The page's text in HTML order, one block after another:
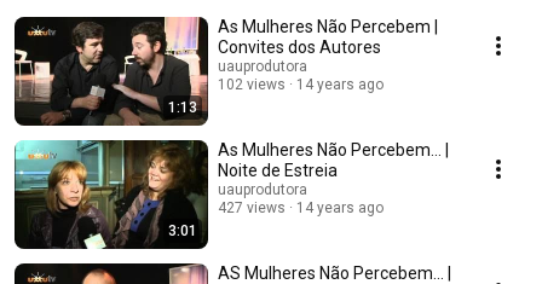
1:13
As Mulheres Não Percebem |
Convites dos Autores
uauprodutora
102 views
14 years ago
3:01
As Mulheres Não Percebem... |
Noite de Estreia
uauprodutora
427 views
14 years ago
AS Mulheres Não Percebem... |